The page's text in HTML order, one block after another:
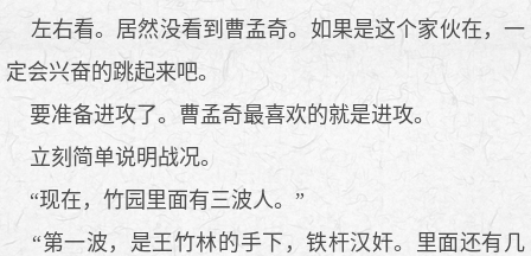
左右看。居然没看到曹孟奇。如果是这个家伙在，一
定会兴奋的跳起来吧。
要准备进攻了。曹孟奇最喜欢的就是进攻。
立刻简单说明战况。
“现在，竹园里面有三波人。”
“第一波，是王竹林的手下，铁杆汉奸。里面还有几